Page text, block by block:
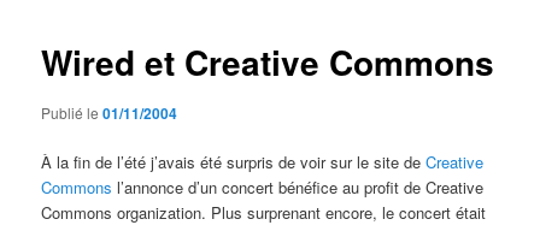
Wired et Creative Commons
Publié le01/11/2004
À la fin de l’été j’avais été surpris de voir sur le site deCreative
Commons l’annonce d’un concert bénéfice au profit de Creative
Commons organization. Plus surprenant encore, le concert était